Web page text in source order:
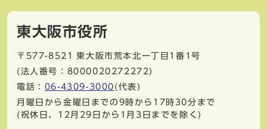
東大阪市役所
〒577-8521
東大阪市荒本北一丁目1番1号
(法人番号：8000020272272)
電話： 06-4309-3000 (代表)
月曜日から金曜日までの9時から17時30分まで
(祝休日、12月29日から1月3日までを除く)